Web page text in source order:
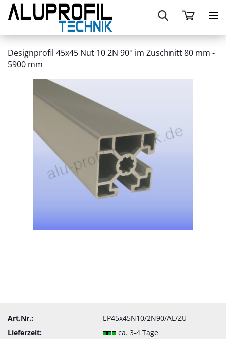
Designprofil 45x45 Nut 10 2N 90° im Zuschnitt 80 mm -
5900 mm
Art.Nr.:
EP45x45N10/2N90/AL/ZU
Lieferzeit:
ca. 3-4 Tage